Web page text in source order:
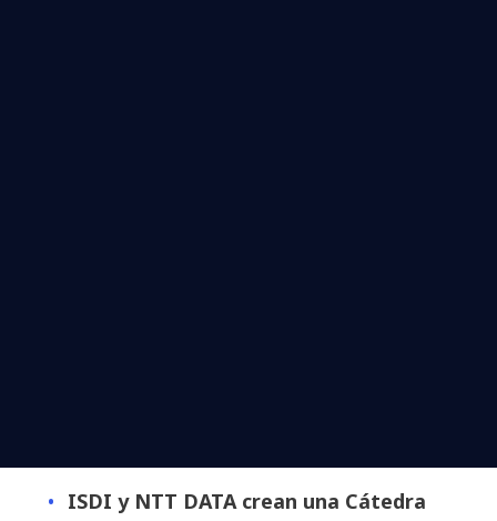
ISDI y NTT DATA crean una Cátedra